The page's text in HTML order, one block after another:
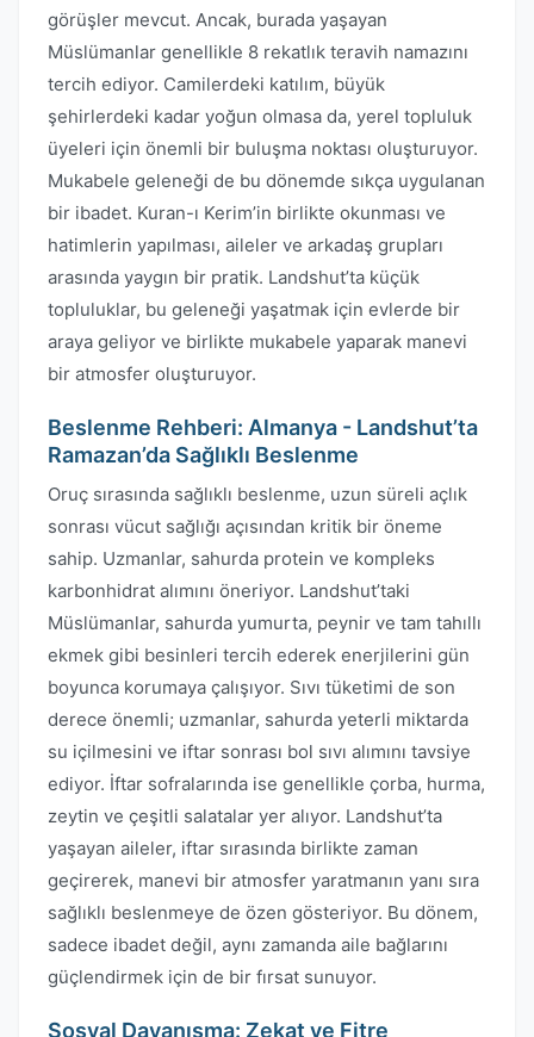
görüşler mevcut. Ancak, burada yaşayan
Müslümanlar genellikle 8 rekatlık teravih namazını
tercih ediyor. Camilerdeki katılım, büyük
şehirlerdeki kadar yoğun olmasa da, yerel topluluk
üyeleri için önemli bir buluşma noktası oluşturuyor.
Mukabele geleneği de bu dönemde sıkça uygulanan
bir ibadet. Kuran-ı Kerim’in birlikte okunması ve
hatimlerin yapılması, aileler ve arkadaş grupları
arasında yaygın bir pratik. Landshut’ta küçük
topluluklar, bu geleneği yaşatmak için evlerde bir
araya geliyor ve birlikte mukabele yaparak manevi
bir atmosfer oluşturuyor.
Beslenme Rehberi: Almanya - Landshut’ta
Ramazan’da Sağlıklı Beslenme
Oruç sırasında sağlıklı beslenme, uzun süreli açlık
sonrası vücut sağlığı açısından kritik bir öneme
sahip. Uzmanlar, sahurda protein ve kompleks
karbonhidrat alımını öneriyor. Landshut’taki
Müslümanlar, sahurda yumurta, peynir ve tam tahıllı
ekmek gibi besinleri tercih ederek enerjilerini gün
boyunca korumaya çalışıyor. Sıvı tüketimi de son
derece önemli; uzmanlar, sahurda yeterli miktarda
su içilmesini ve iftar sonrası bol sıvı alımını tavsiye
ediyor. İftar sofralarında ise genellikle çorba, hurma,
zeytin ve çeşitli salatalar yer alıyor. Landshut’ta
yaşayan aileler, iftar sırasında birlikte zaman
geçirerek, manevi bir atmosfer yaratmanın yanı sıra
sağlıklı beslenmeye de özen gösteriyor. Bu dönem,
sadece ibadet değil, aynı zamanda aile bağlarını
güçlendirmek için de bir fırsat sunuyor.
Sosyal Dayanışma: Zekat ve Fitre